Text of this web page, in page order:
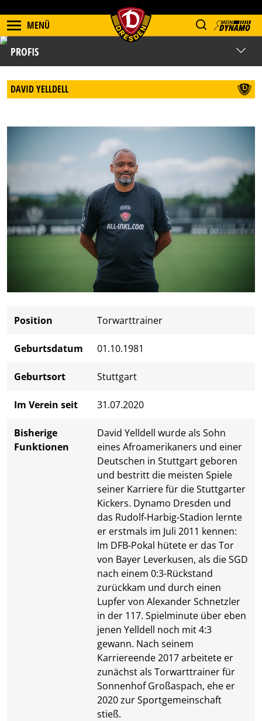
MENÜ
PROFIS
DAVID YELLDELL
Position Torwarttrainer
Geburtsdatum 01.10.1981
Geburtsort Stuttgart
Im Verein seit 31.07.2020
Bisherige
Funktionen
David Yelldell wurde als Sohn
eines Afroamerikaners und einer
Deutschen in Stuttgart geboren
und bestritt die meisten Spiele
seiner Karriere für die Stuttgarter
Kickers. Dynamo Dresden und
das Rudolf-Harbig-Stadion lernte
er erstmals im Juli 2011 kennen:
Im DFB-Pokal hütete er das Tor
von Bayer Leverkusen, als die SGD
nach einem 0:3-Rückstand
zurückkam und durch einen
Lupfer von Alexander Schnetzler
in der 117. Spielminute über eben
jenen Yelldell noch mit 4:3
gewann. Nach seinem
Karriereende 2017 arbeitete er
zunächst als Torwarttrainer für
Sonnenhof Großaspach, ehe er
2020 zur Sportgemeinschaft
stieß.